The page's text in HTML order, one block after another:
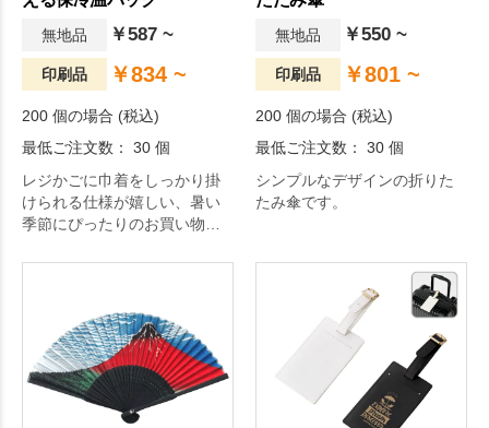
無地品 ￥587 ~
印刷品 ￥834 ~
200 個の場合 (税込)
最低ご注文数： 30 個
レジかごに巾着をしっかり掛
けられる仕様が嬉しい、暑い
季節にぴったりのお買い物に
無地品 ￥550 ~
印刷品 ￥801 ~
200 個の場合 (税込)
最低ご注文数： 30 個
シンプルなデザインの折りた
たみ傘です。